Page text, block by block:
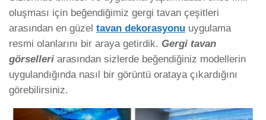
oluşması için beğendiğimiz gergi tavan çeşitleri
arasından en güzel tavan dekorasyonu uygulama
resmi olanlarını bir araya getirdik. Gergi tavan
görselleri arasından sizlerde beğendiğiniz modellerin
uygulandığında nasıl bir görüntü orataya çıkardığını
görebilirsiniz.